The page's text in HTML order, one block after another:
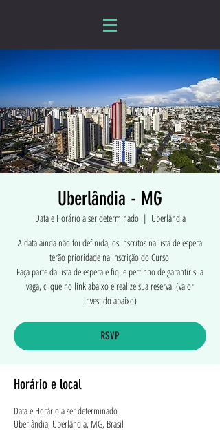
Uberlândia - MG
Data e Horário a ser determinado
  |
Uberlândia
A data ainda não foi definida, os inscritos na lista de espera
terão prioridade na inscrição do Curso.
Faça parte da lista de espera e fique pertinho de garantir sua
vaga, clique no link abaixo e realize sua reserva. (valor
investido abaixo)
RSVP
Horário e local
Data e Horário a ser determinado
Uberlândia, Uberlândia, MG, Brasil